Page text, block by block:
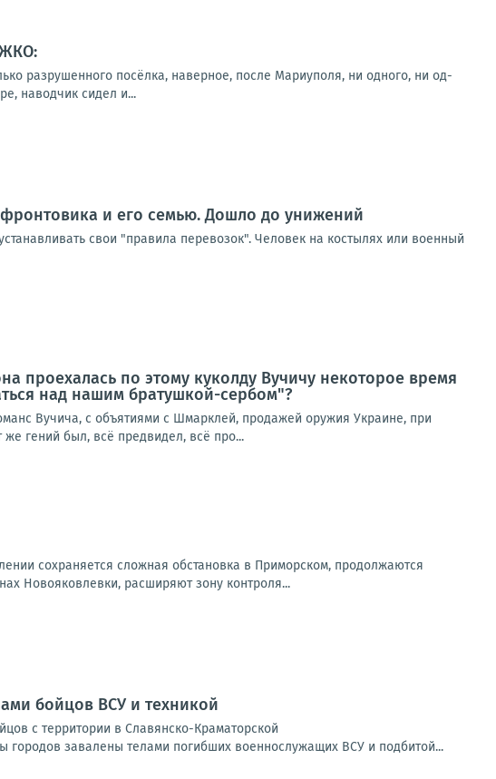
разрушенного посёлка, наверное, после Мариуполя, ни одного, ни од-
наводчик сидел и...
фронтовика и его семью. Дошло до унижений
свои "правила перевозок". Человек на костылях или военный
проехалась по этому куколду Вучичу некоторое время
над нашим братушкой-сербом"?
Вучича, с объятиями с Шмарклей, продажей оружия Украине, при
гений был, всё предвидел, всё про...
сохраняется сложная обстановка в Приморском, продолжаются
Новояковлевки, расширяют зону контроля...
бойцов ВСУ и техникой
с территории в Славянско-Краматорской
городов завалены телами погибших военнослужащих ВСУ и подбитой...